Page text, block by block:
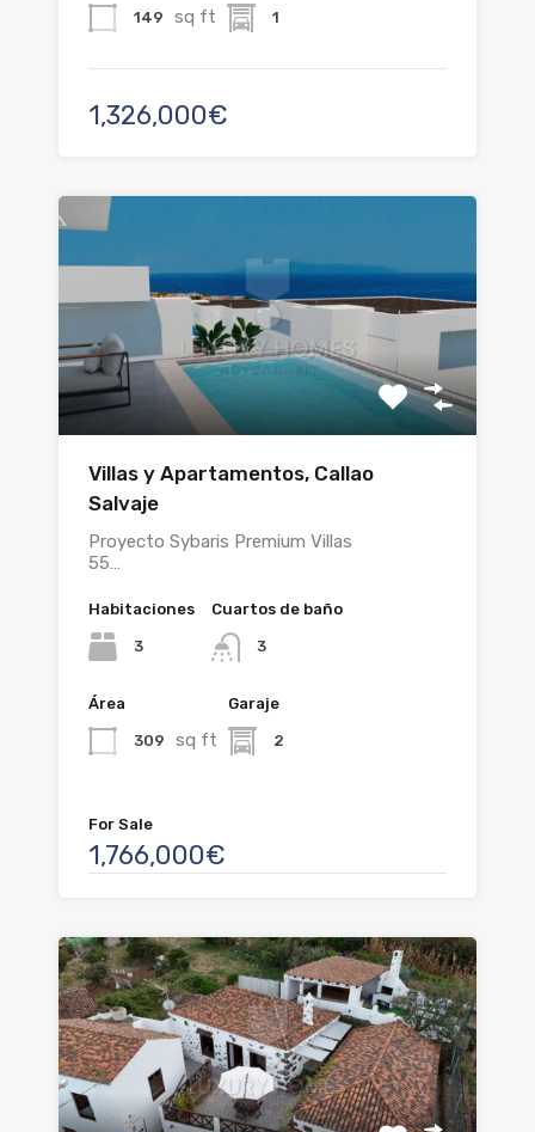
149 sq ft 1
1,326,000€
Villas y Apartamentos, Callao
Salvaje
Proyecto Sybaris Premium Villas
55…
Habitaciones
3
Cuartos de baño
3
Área
309 sq ft
Garaje
2
For Sale
1,766,000€